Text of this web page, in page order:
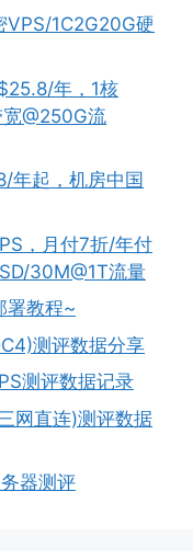
1C2G20G硬
年，1核
@250G流
年起，机房中国
，月付7折/年付
30M@1T流量
署教程~
测评数据分享
测评数据记录
网直连)测评数据
器测评